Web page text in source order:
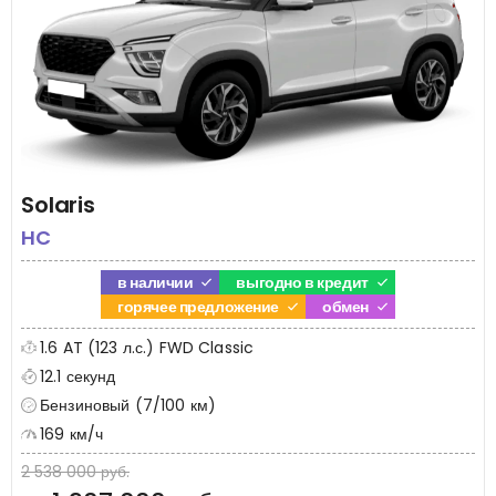
Solaris
HC
в наличии
выгодно в кредит
горячее предложение
обмен
1.6 AT (123 л.с.) FWD Classic
12.1 секунд
Бензиновый (7/100 км)
169 км/ч
2 538 000 руб.